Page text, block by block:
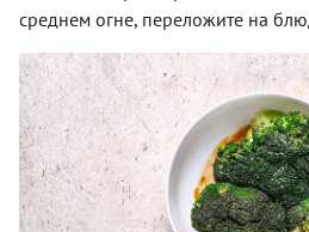
среднем огне, переложите на